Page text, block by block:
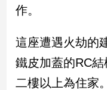
點
南
台
灣
觀
點
作。
這座遭遇火劫的
鐵皮加蓋的RC結
二樓以上為住家